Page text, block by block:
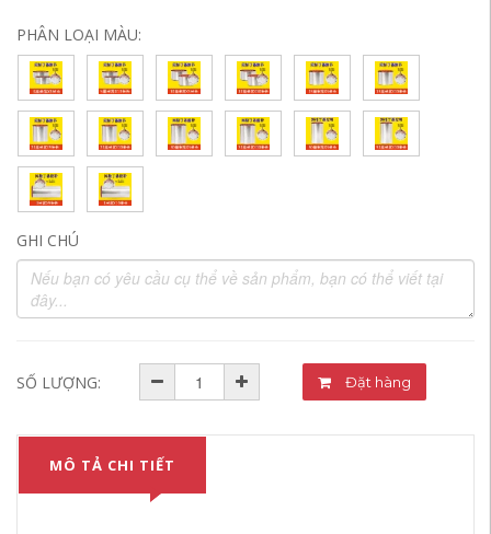
PHÂN LOẠI MÀU:
GHI CHÚ
SỐ LƯỢNG: Đặt hàng
MÔ TẢ CHI TIẾT